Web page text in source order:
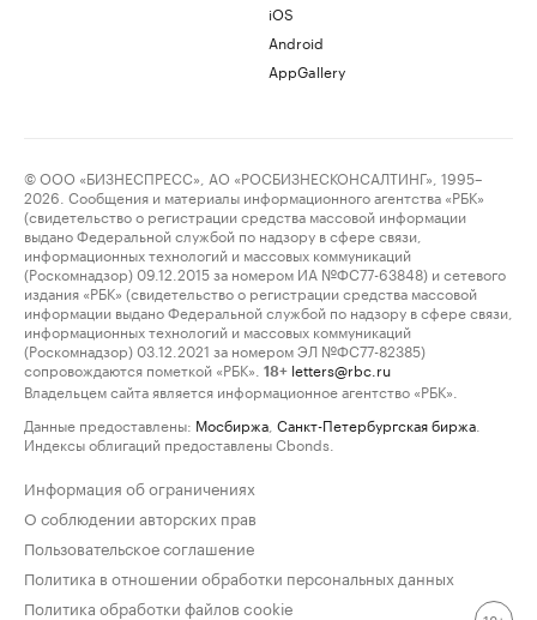
iOS
Android
AppGallery
© ООО «БИЗНЕСПРЕСС», АО «РОСБИЗНЕСКОНСАЛТИНГ», 1995–
2026. Сообщения и материалы информационного агентства «РБК»
(свидетельство о регистрации средства массовой информации
выдано Федеральной службой по надзору в сфере связи,
информационных технологий и массовых коммуникаций
(Роскомнадзор) 09.12.2015 за номером ИА №ФС77-63848) и сетевого
издания «РБК» (свидетельство о регистрации средства массовой
информации выдано Федеральной службой по надзору в сфере связи,
информационных технологий и массовых коммуникаций
(Роскомнадзор) 03.12.2021 за номером ЭЛ №ФС77-82385)
сопровождаются пометкой «РБК».
18+ letters@rbc.ru
Владельцем сайта является информационное агентство «РБК».
Данные предоставлены: Мосбиржа Санкт-Петербургская биржа
Индексы облигаций предоставлены Cbonds.
Информация об ограничениях
О соблюдении авторских прав
Пользовательское соглашение
Политика в отношении обработки персональных данных
Политика обработки файлов cookie